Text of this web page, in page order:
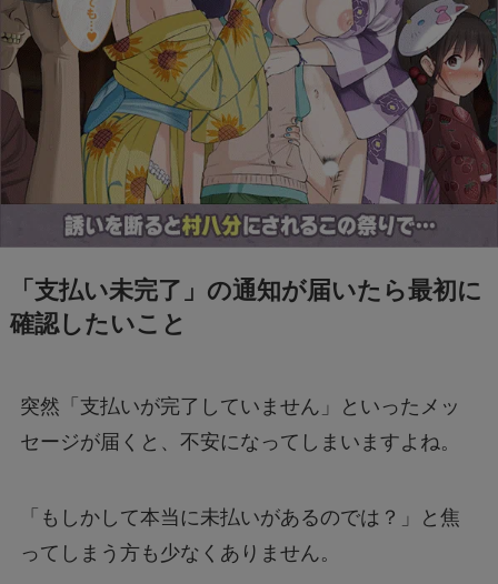
ドラえもんの重複掲載問題って何？コロコロコ
ミックの間違いを調査
モンストナルトコラボは引いたほうがいい？性
能評価を比較して検証！
処法は？
リボーン最終回の意味はどういうこと？ラスト
ジェームズ・ウェストンが京都で死亡？死因は
「支払い未完了」の通知が届いたら最初に
確認したいこと
突然「支払いが完了していません」といったメッ
セージが届くと、不安になってしまいますよね。
「もしかして本当に未払いがあるのでは？」と焦
ってしまう方も少なくありません。